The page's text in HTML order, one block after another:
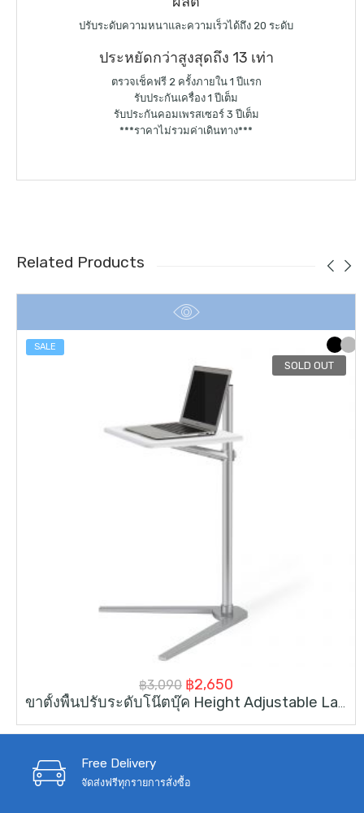
ปรับระดับความหนาและความเร็วได้ถึง 20 ระดับ
ประหยัดกว่าสูงสุดถึง 13 เท่า
ตรวจเช็คฟรี 2 ครั้งภายใน 1 ปีแรก
รับประกันเครื่อง 1 ปีเต็ม
รับประกันคอมเพรสเซอร์ 3 ปีเต็ม
***ราคาไม่รวมค่าเดินทาง***
Related Products
SOLD OUT
SALE
฿3,090 Original
price
was:
฿2,650
price
is:
ขาตั้งพื้นปรับระดับโน๊ตบุ๊ค Height Adjustable Laptop Floor Stand Table
Free Delivery
จัดส่งฟรีทุกรายการสั่งซื้อ